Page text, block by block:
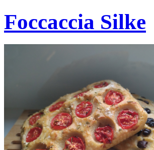
Foccaccia Silke